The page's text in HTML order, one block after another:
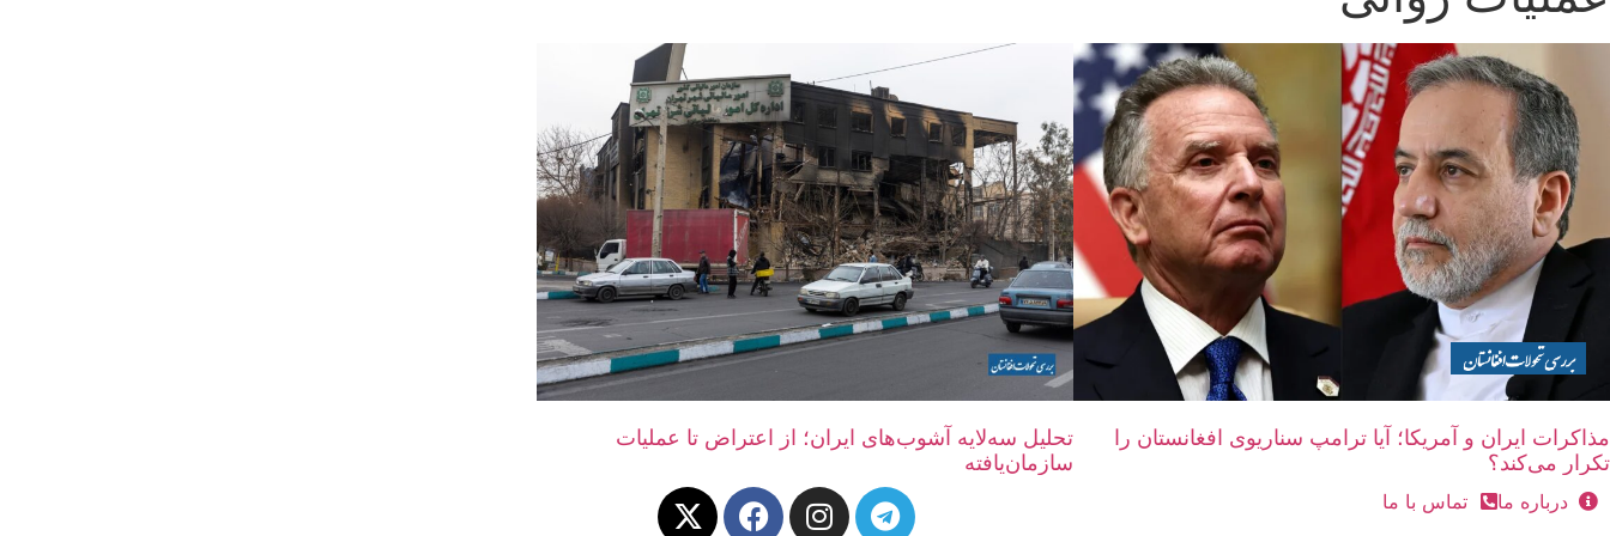
مذاکرات ایران و آمریکا؛ آیا ترامپ سناریوی افغانستان را
تکرار می‌کند؟
تحلیل سه‌لایه‌ آشوب‌های ایران؛ از اعتراض تا عملیات
سازمان‌یافته
درباره ما تماس با ما